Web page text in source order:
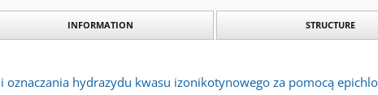
INFORMATION STRUCTURE
hydrazydu kwasu izonikotynowego za pomocą